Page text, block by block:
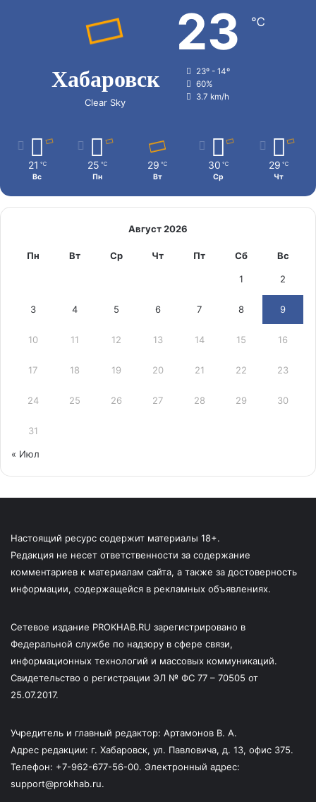
Хабаровск
Clear Sky
23 ℃
23º - 14º
60%
3.7 km/h
21 ℃
Вс
25 ℃
Пн
29 ℃
Вт
30 ℃
Ср
29 ℃
Чт
Август 2026
Пн Вт Ср Чт Пт Сб Вс
1 2
3 4 5 6 7 8 9
10 11 12 13 14 15 16
17 18 19 20 21 22 23
24 25 26 27 28 29 30
31
« Июл
Настоящий ресурс содержит материалы 18+.
Редакция не несет ответственности за содержание
комментариев к материалам сайта, а также за достоверность
информации, содержащейся в рекламных объявлениях.
Сетевое издание PROKHAB.RU зарегистрировано в
Федеральной службе по надзору в сфере связи,
информационных технологий и массовых коммуникаций.
Свидетельство о регистрации ЭЛ № ФС 77 – 70505 от
25.07.2017.
Учредитель и главный редактор: Артамонов В. А.
Адрес редакции: г. Хабаровск, ул. Павловича, д. 13, офис 375.
Телефон: +7-962-677-56-00. Электронный адрес:
support@prokhab.ru.